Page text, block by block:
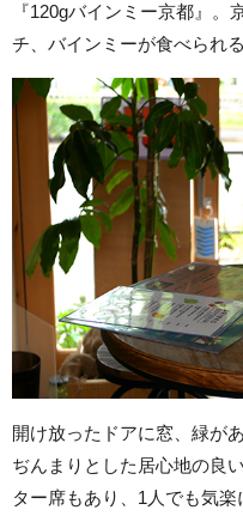
『120gバインミー京都』
チ、バインミーが食べられ
開け放ったドアに窓、緑が
ぢんまりとした居心地の良
ター席もあり、1人でも気